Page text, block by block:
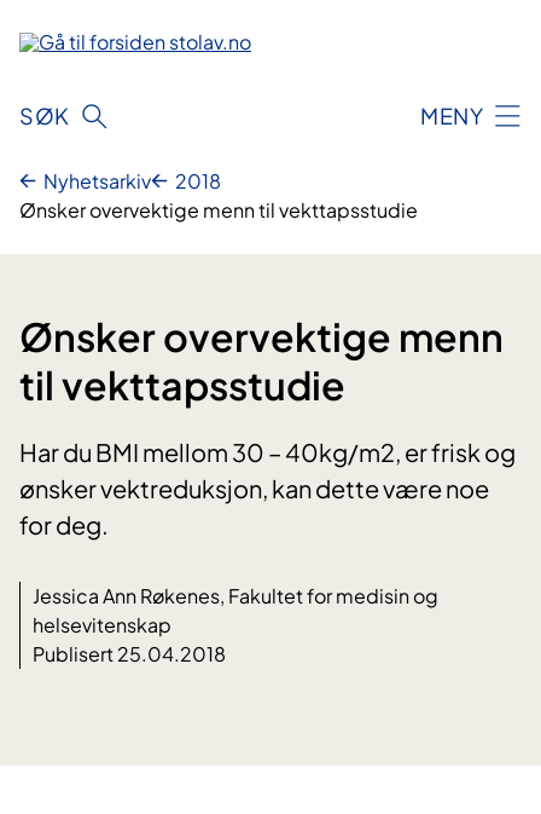
innhold
SØK MENY
Nyhetsarkiv
2018
Ønsker overvektige menn til vekttapsstudie
Ønsker overvektige menn
til vekttapsstudie
Har du BMI mellom 30 – 40kg/m2, er frisk og
ønsker vektreduksjon, kan dette være noe
for deg.
Jessica Ann Røkenes, Fakultet for medisin og
helsevitenskap
Publisert 25.04.2018